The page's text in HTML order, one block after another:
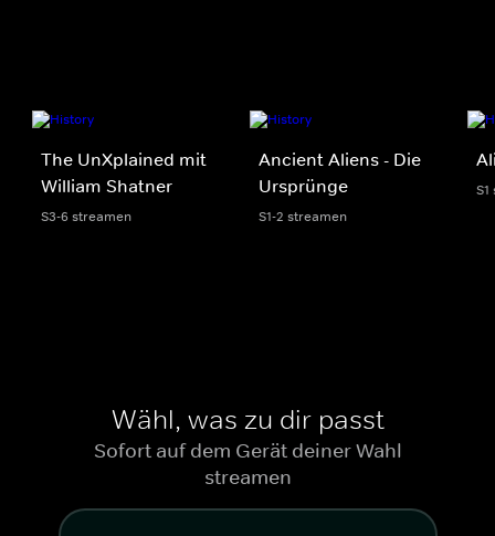
The UnXplained mit
William Shatner
S3-6 streamen
Ancient Aliens - Die
Ursprünge
S1-2 streamen
Wähl, was zu dir passt
Sofort auf dem Gerät deiner Wahl
streamen